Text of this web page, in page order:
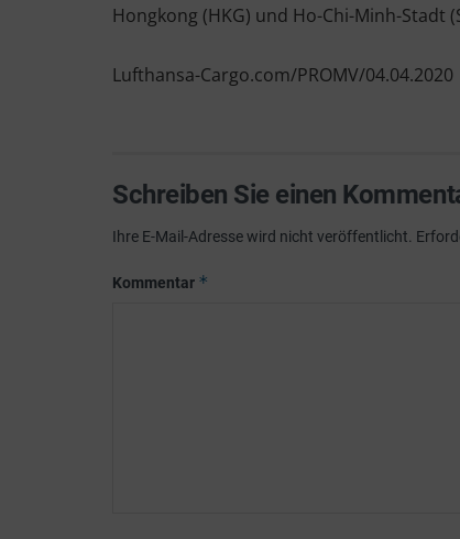
Hongkong (HKG) und Ho-Chi-Minh-Stadt
Lufthansa-Cargo.com/PROMV/04.04.2020
Schreiben Sie einen
Ihre E-Mail-Adresse wird nicht veröffentlicht.
Kommentar *